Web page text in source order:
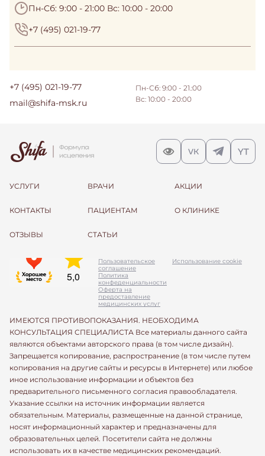
Пн-Сб: 9:00 - 21:00 Вс: 10:00 - 20:00
+7 (495) 021-19-77
+7 (495) 021-19-77
mail@shifa-msk.ru
Пн-Сб: 9:00 - 21.:00
Вс: 10:00 - 20:00
УСЛУГИ ВРАЧИ АКЦИИ
КОНТАКТЫ ПАЦИЕНТАМ О КЛИНИКЕ
ОТЗЫВЫ СТАТЬИ
Пользовательское
соглашение
Политика
конфеденциальности
Оферта на
предоставление
медицинских услуг
Использование cookie
ИМЕЮТСЯ ПРОТИВОПОКАЗАНИЯ. НЕОБХОДИМА
КОНСУЛЬТАЦИЯ СПЕЦИАЛИСТА Все материалы данного сайта
являются объектами авторского права (в том числе дизайн).
Запрещается копирование, распространение (в том числе путем
копирования на другие сайты и ресурсы в Интернете) или любое
иное использование информации и объектов без
предварительного письменного согласия правообладателя.
Указание ссылки на источник информации является
обязательным. Материалы, размещенные на данной странице,
носят информационный характер и предназначены для
образовательных целей. Посетители сайта не должны
использовать их в качестве медицинских рекомендаций.